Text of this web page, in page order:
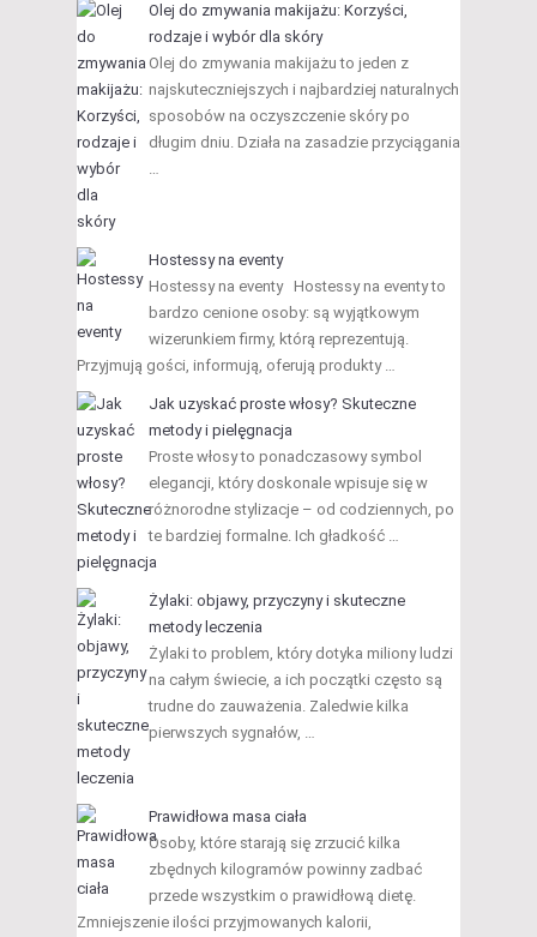
Olej do zmywania makijażu: Korzyści,
rodzaje i wybór dla skóry
Olej do zmywania makijażu to jeden z
najskuteczniejszych i najbardziej naturalnych
sposobów na oczyszczenie skóry po
długim dniu. Działa na zasadzie przyciągania
…
Hostessy na eventy
Hostessy na eventy Hostessy na eventy to
bardzo cenione osoby: są wyjątkowym
wizerunkiem firmy, którą reprezentują.
Przyjmują gości, informują, oferują produkty …
Jak uzyskać proste włosy? Skuteczne
metody i pielęgnacja
Proste włosy to ponadczasowy symbol
elegancji, który doskonale wpisuje się w
różnorodne stylizacje – od codziennych, po
te bardziej formalne. Ich gładkość …
Żylaki: objawy, przyczyny i skuteczne
metody leczenia
Żylaki to problem, który dotyka miliony ludzi
na całym świecie, a ich początki często są
trudne do zauważenia. Zaledwie kilka
pierwszych sygnałów, …
Prawidłowa masa ciała
Osoby, które starają się zrzucić kilka
zbędnych kilogramów powinny zadbać
przede wszystkim o prawidłową dietę.
Zmniejszenie ilości przyjmowanych kalorii,